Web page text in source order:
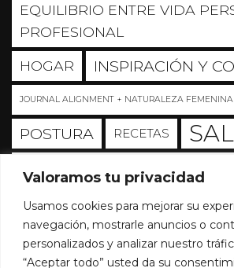
Valoramos tu privacidad
Usamos cookies para mejorar su
navegación, mostrarle anuncios o
personalizados y analizar nuestro
“Aceptar todo” usted da su
EQUILIBRIO ENTRE VIDA
PROFESIONAL
HOGAR INSPIRACIÓN Y
JOURNAL ALIGNMENT + NATURALEZA FEMENINA
POSTURA RECETAS
Sin categoría
SOUL
TRANSFORMANDO
EMOCIONAL EN PODER